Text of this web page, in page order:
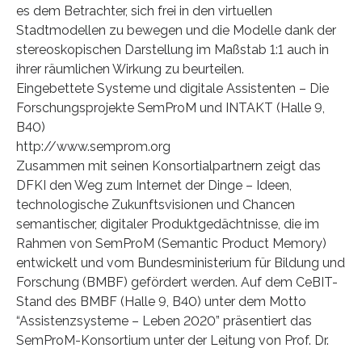
es dem Betrachter, sich frei in den virtuellen
Stadtmodellen zu bewegen und die Modelle dank der
stereoskopischen Darstellung im Maßstab 1:1 auch in
ihrer räumlichen Wirkung zu beurteilen.
Eingebettete Systeme und digitale Assistenten – Die
Forschungsprojekte SemProM und INTAKT (Halle 9,
B40)
http://www.semprom.org
Zusammen mit seinen Konsortialpartnern zeigt das
DFKI den Weg zum Internet der Dinge – Ideen,
technologische Zukunftsvisionen und Chancen
semantischer, digitaler Produktgedächtnisse, die im
Rahmen von SemProM (Semantic Product Memory)
entwickelt und vom Bundesministerium für Bildung und
Forschung (BMBF) gefördert werden. Auf dem CeBIT-
Stand des BMBF (Halle 9, B40) unter dem Motto
“Assistenzsysteme – Leben 2020” präsentiert das
SemProM-Konsortium unter der Leitung von Prof. Dr.